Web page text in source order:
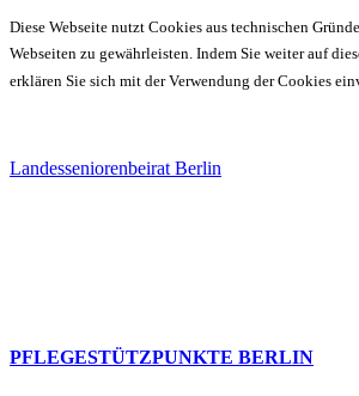
Diese Webseite nutzt Cookies aus technischen
Webseiten zu gewährleisten. Indem Sie weiter auf
erklären Sie sich mit der Verwendung der Cookies
Landesseniorenbeirat Berlin
PFLEGESTÜTZPUNKTE BERLIN